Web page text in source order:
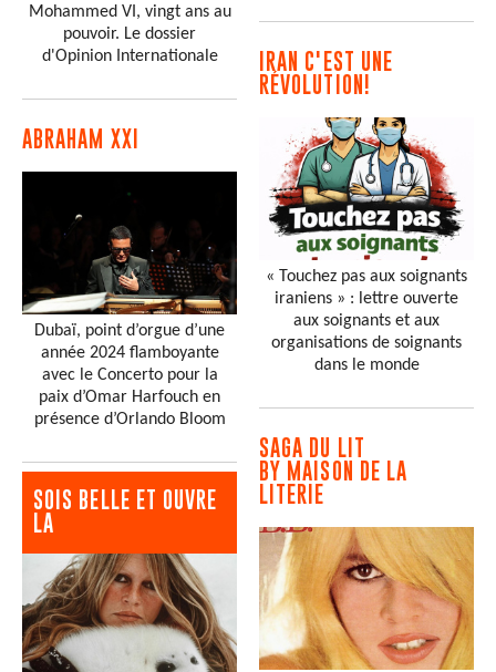
Mohammed VI, vingt ans au
pouvoir. Le dossier
d'Opinion Internationale
ABRAHAM XXI
Dubaï, point d’orgue d’une
année 2024 flamboyante
avec le Concerto pour la
paix d’Omar Harfouch en
présence d’Orlando Bloom
SOIS BELLE ET OUVRE
LA
IRAN C'EST UNE
RÉVOLUTION!
« Touchez pas aux soignants
iraniens » : lettre ouverte
aux soignants et aux
organisations de soignants
dans le monde
SAGA DU LIT
BY MAISON DE LA
LITERIE